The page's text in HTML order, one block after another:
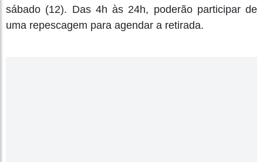
sábado (12). Das 4h às 24h, poderão participar de
uma repescagem para agendar a retirada.